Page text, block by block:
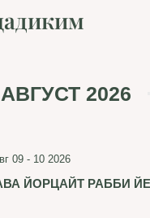
АВГУСТ 2026
09 - 10 2026
ЙОРЦАЙТ РАББИ